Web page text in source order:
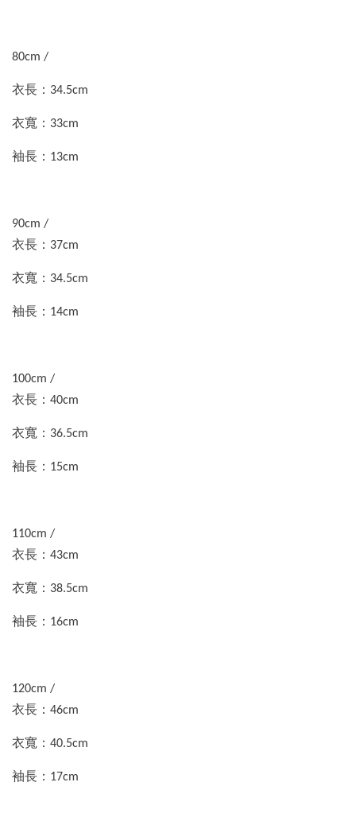
80cm /
衣長：34.5cm
衣寬：33cm
袖長：13cm
90cm /
衣長：37cm
衣寬：34.5cm
袖長：14cm
100cm /
衣長：40cm
衣寬：36.5cm
袖長：15cm
110cm /
衣長：43cm
衣寬：38.5cm
袖長：16cm
120cm /
衣長：46cm
衣寬：40.5cm
袖長：17cm